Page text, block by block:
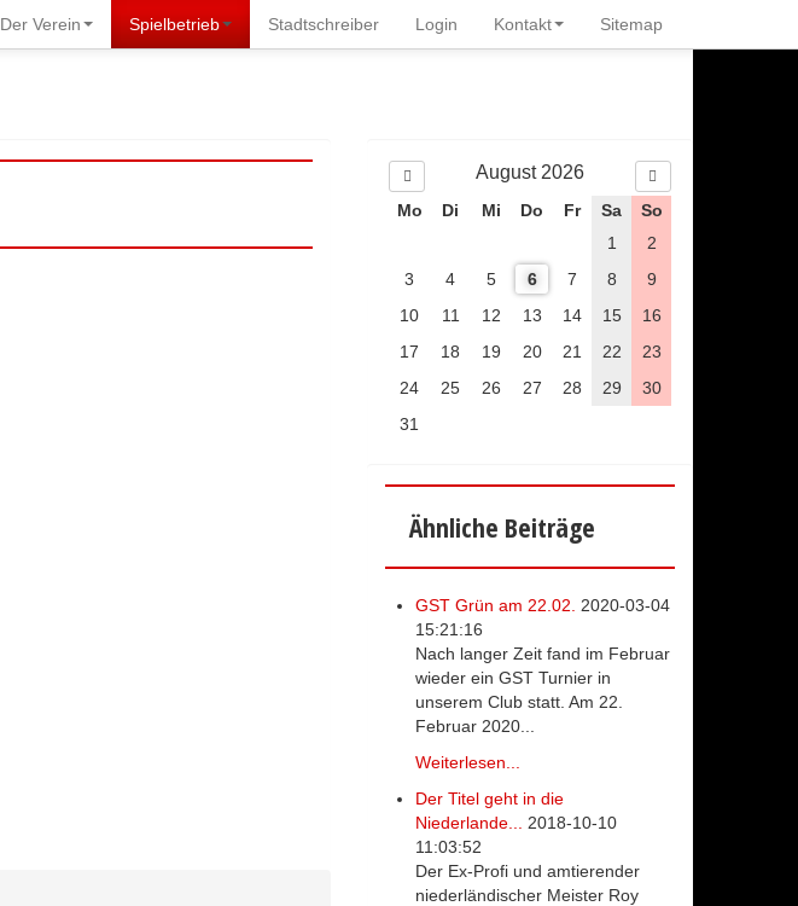
Der Verein Spielbetrieb Stadtschreiber Login Kontakt Sitemap
r
g
e
r
n
a
ä
c
s
M
o
n
t
August 2026
Mo Di Mi Do Fr Sa
So
1
2
3
4 5 6 7 8
9
10
11 12 13 14 15
16
17
18 19 20 21 22
23
24
25 26 27 28 29
30
31
Ähnliche Beiträge
GST Grün am 22.02.
2020-03-04
15:21:16
Nach langer Zeit fand im Februar
wieder ein GST Turnier in
unserem Club statt. Am 22.
Februar 2020...
Weiterlesen...
Der Titel geht in die
Niederlande...
2018-10-10
11:03:52
Der Ex-Profi und amtierender
niederländischer Meister Roy